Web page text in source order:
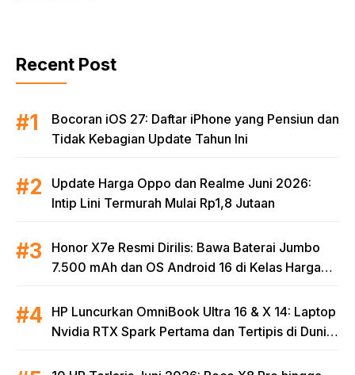
Recent Post
Bocoran iOS 27: Daftar iPhone yang Pensiun dan
Tidak Kebagian Update Tahun Ini
Update Harga Oppo dan Realme Juni 2026:
Intip Lini Termurah Mulai Rp1,8 Jutaan
Honor X7e Resmi Dirilis: Bawa Baterai Jumbo
7.500 mAh dan OS Android 16 di Kelas Harga
HP Luncurkan OmniBook Ultra 16 & X 14: Laptop
Nvidia RTX Spark Pertama dan Tertipis di Dunia